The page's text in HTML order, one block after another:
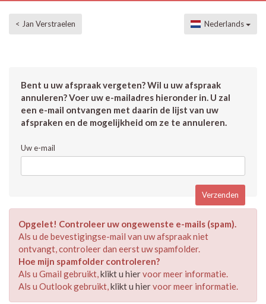
< Jan Verstraelen Nederlands
Bent u uw afspraak vergeten? Wil u uw afspraak
annuleren? Voer uw e-mailadres hieronder in. U zal
een e-mail ontvangen met daarin de lijst van uw
afspraken en de mogelijkheid om ze te annuleren.
Uw e-mail
Opgelet! Controleer uw ongewenste e-mails (spam).
Als u de bevestigingse-mail van uw afspraak niet
ontvangt, controleer dan eerst uw spamfolder.
Hoe mijn spamfolder controleren?
Als u Gmail gebruikt,klikt u hiervoor meer informatie.
Als u Outlook gebruikt,klikt u hiervoor meer informatie.